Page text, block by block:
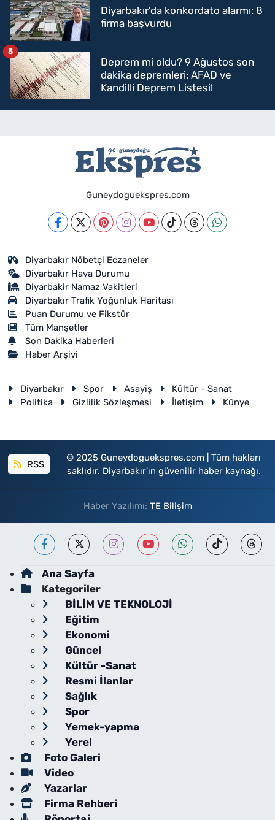
Diyarbakır'da konkordato alarmı: 8
firma başvurdu
Deprem mi oldu? 9 Ağustos son
dakika depremleri: AFAD ve
Kandilli Deprem Listesi!
5
Guneydoguekspres.com
Diyarbakır Nöbetçi Eczaneler
Diyarbakır Hava Durumu
Diyarbakir Namaz Vakitleri
Diyarbakır Trafik Yoğunluk Haritası
Puan Durumu ve Fikstür
Tüm Manşetler
Son Dakika Haberleri
Haber Arşivi
Diyarbakır Spor Asayiş
Kültür - Sanat
Politika
Gizlilik Sözleşmesi İletişim Künye
RSS
© 2025 Guneydoguekspres.com | Tüm hakları
saklıdır. Diyarbakır'ın güvenilir haber kaynağı.
Haber Yazılımı: TE Bilişim
Ana Sayfa
Kategoriler
BİLİM VE TEKNOLOJİ
Eğitim
Ekonomi
Güncel
Kültür -Sanat
Resmi İlanlar
Sağlık
Spor
Yemek-yapma
Yerel
Foto Galeri
Video
Yazarlar
Firma Rehberi